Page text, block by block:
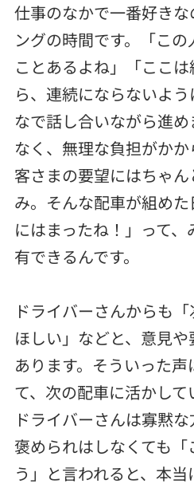
仕事のなかで一番好き
ングの時間です。「こ
ことあるよね」「ここ
ら、連続にならないよ
なで話し合いながら進
なく、無理な負担がか
客さまの要望にはちゃ
み。そんな配車が組め
にはまったね！」って
有できるんです。
ドライバーさんからも
ほしい」などと、意見
あります。そういった
て、次の配車に活かして
ドライバーさんは寡黙な
褒められはしなくても
う」と言われると、本